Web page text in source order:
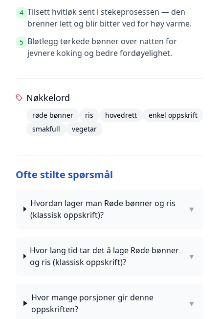
4 Tilsett hvitløk sent i stekeprosessen — den
brenner lett og blir bitter ved for høy varme.
5 Bløtlegg tørkede bønner over natten for
jevnere koking og bedre fordøyelighet.
Nøkkelord
røde bønner ris hovedrett
enkel oppskrift
smakfull
vegetar
Ofte stilte spørsmål
Hvordan lager man Røde bønner og ris
(klassisk oppskrift)?
▼
Hvor lang tid tar det å lage Røde bønner
og ris (klassisk oppskrift)?
▼
Hvor mange porsjoner gir denne
oppskriften?
▼